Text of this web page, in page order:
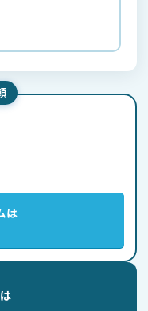
ムの販売、施工、
ューアルのため
等の確認および連
メンテナンス対応
歴の管理のため
、業務改善のため
応のため
上記の利用目的
また、営業電
は